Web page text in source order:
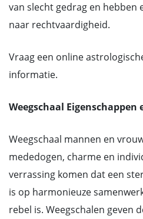
van slecht gedrag en hebben
naar rechtvaardigheid.
Vraag een online
informatie.
Weegschaal Eigenschappen
Weegschaal mannen en
mededogen, charme en
verrassing komen dat een
is op harmonieuze
rebel is. Weegschalen geven